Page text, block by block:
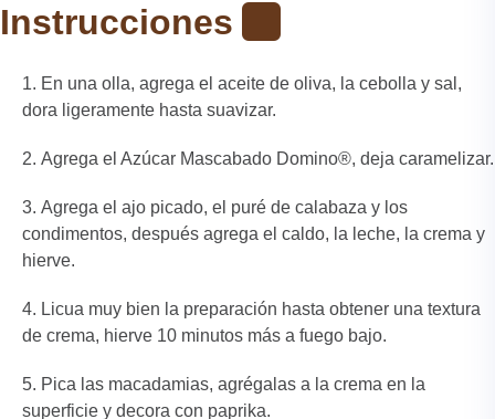
Instrucciones
En una olla, agrega el aceite de oliva, la cebolla y sal,
dora ligeramente hasta suavizar.
Agrega el Azúcar Mascabado Domino®️, deja caramelizar.
Agrega el ajo picado, el puré de calabaza y los
condimentos, después agrega el caldo, la leche, la crema y
hierve.
Licua muy bien la preparación hasta obtener una textura
de crema, hierve 10 minutos más a fuego bajo.
Pica las macadamias, agrégalas a la crema en la
superficie y decora con paprika.